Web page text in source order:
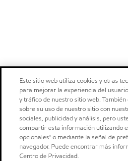
Este sitio web utiliza cookies y otras
para mejorar la experiencia del
y tráfico de nuestro sitio web.
sobre su uso de nuestro sitio con
sociales, publicidad y análisis, pero
compartir esta información utilizando
opcionales" o mediante la señal de
navegador. Puede encontrar más
Centro de Privacidad.